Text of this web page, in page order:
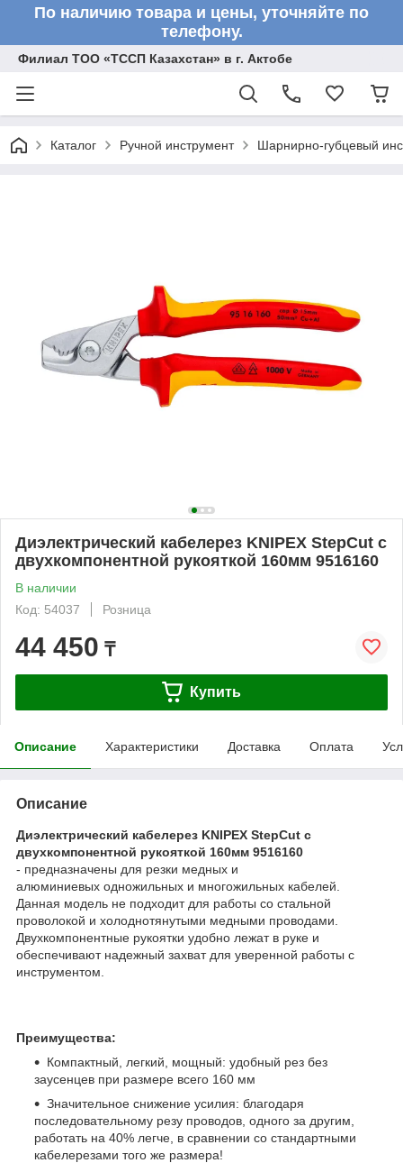
По наличию товара и цены, уточняйте по
телефону.
Филиал ТОО «ТССП Казахстан» в г. Актобе
Каталог Ручной инструмент Шарнирно-губцевый
Диэлектрический кабелерез KNIPEX StepCut с
двухкомпонентной рукояткой 160мм 9516160
В наличии
Код: 54037
Розница
44 450 ₸
Купить
Описание Характеристики Доставка Оплата
Описание
Диэлектрический кабелерез KNIPEX StepCut с
двухкомпонентной рукояткой 160мм 9516160​
- предназначены для резки медных и
алюминиевых одножильных и многожильных кабелей.
Данная модель не подходит для работы со стальной
проволокой и холоднотянутыми медными проводами.
Двухкомпонентные рукоятки удобно лежат в руке и
обеспечивают надежный захват для уверенной работы с
инструментом.
Преимущества:
Компактный, легкий, мощный: удобный рез без
заусенцев при размере всего 160 мм
Значительное снижение усилия: благодаря
последовательному резу проводов, одного за другим,
работать на 40% легче, в сравнении со стандартными
кабелерезами того же размера!